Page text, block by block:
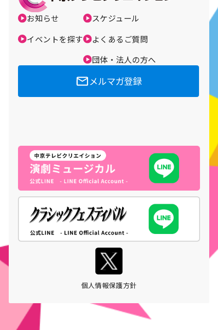
お知らせ
イベントを探す
スケジュール
よくあるご質問
団体・法人の方へ
メルマガ登録
個人情報保護方針